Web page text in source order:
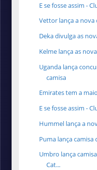
E se fosse assim -
Vettor lança a nova
Deka divulga as
Kelme lança as
Uganda lança
camisa
Emirates tem a
E se fosse assim -
Hummel lança a
Puma lança
Umbro lança
Cat...